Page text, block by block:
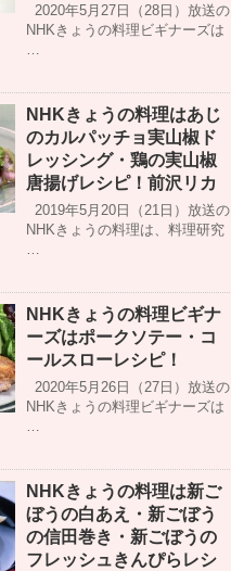
2020年5月27日（28日）放送の
NHKきょうの料理ビギナーズは
…
NHKきょうの料理はあじ
のカルパッチョ実山椒ド
レッシング・鶏の実山椒
唐揚げレシピ！前沢リカ
2019年5月20日（21日）放送の
NHKきょうの料理は、料理研究
…
NHKきょうの料理ビギナ
ーズはポークソテー・コ
ールスローレシピ！
2020年5月26日（27日）放送の
NHKきょうの料理ビギナーズは
…
NHKきょうの料理は新ご
ぼうの白あえ・新ごぼう
の信田巻き・新ごぼうの
フレッシュきんぴらレシ